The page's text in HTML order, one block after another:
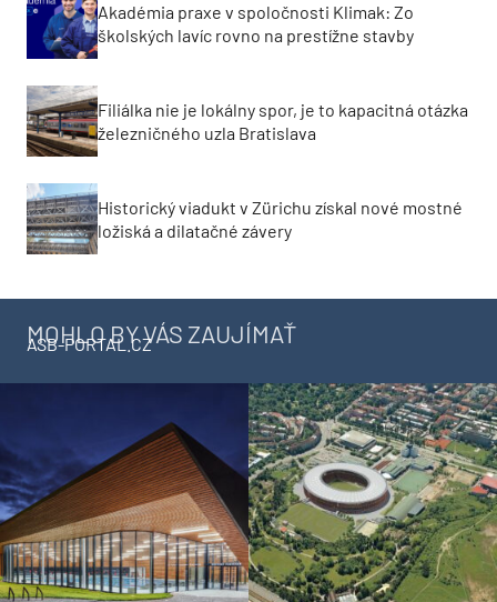
Akadémia praxe v spoločnosti Klimak: Zo
školských lavíc rovno na prestížne stavby
Filiálka nie je lokálny spor, je to kapacitná otázka
železničného uzla Bratislava
Historický viadukt v Zürichu získal nové mostné
ložiská a dilatačné závery
MOHLO BY VÁS ZAUJÍMAŤ
ASB-PORTAL.CZ